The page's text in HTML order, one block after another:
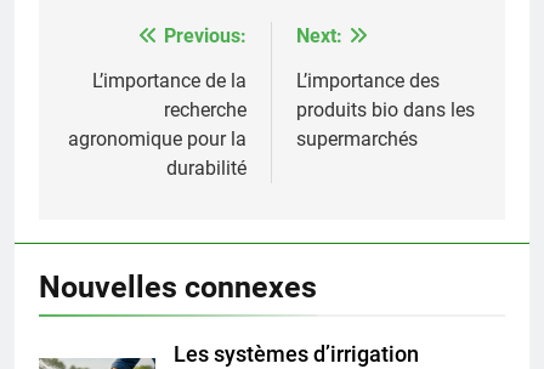
navigation
Previous:
L’importance de la
recherche
agronomique pour la
durabilité
Next:
L’importance des
produits bio dans les
supermarchés
Nouvelles connexes
Les systèmes d’irrigation